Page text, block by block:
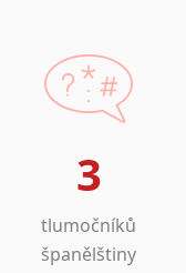
3
tlumočníků
španělštiny